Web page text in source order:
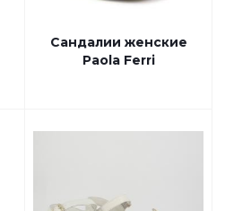
Сандалии женские
Paola Ferri